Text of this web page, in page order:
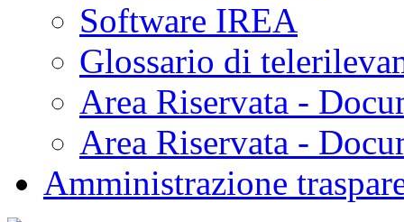
Software IREA
Glossario di
Area Riservata -
Area Riservata -
Amministrazione